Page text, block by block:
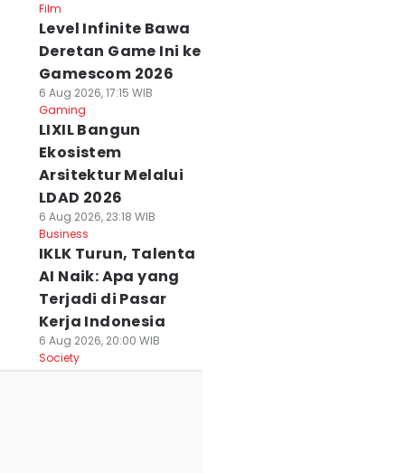
Film
Level Infinite Bawa
Deretan Game Ini ke
Gamescom 2026
6 Aug 2026, 17:15 WIB
Gaming
LIXIL Bangun
Ekosistem
Arsitektur Melalui
LDAD 2026
6 Aug 2026, 23:18 WIB
Business
IKLK Turun, Talenta
AI Naik: Apa yang
Terjadi di Pasar
Kerja Indonesia
6 Aug 2026, 20:00 WIB
Society